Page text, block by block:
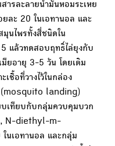
รละลายน้ำมันหอมระเหย
ละ 20 ในเอทานอล และ
นไพรทั้งสี่ชนิดใน
แล้วทดสอบฤทธิ์ไล่ยุงกับ
ยอายุ 3-5 วัน โดยเติม
เชื้อที่วางไว้ในกล่อง
(mosquito landing)
เทียบกับกลุ่มควบคุมบวก
N-diethyl-m-
นเอทานอล และกลุ่ม